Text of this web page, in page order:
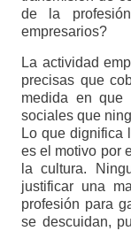
de la
empresarios?
La actividad
precisas que
medida en que
sociales que
Lo que dignifica
es el motivo por
la cultura.
justificar una
profesión para
se descuidan,